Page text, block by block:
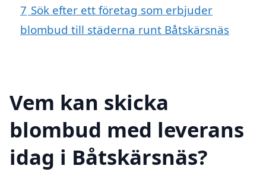
7 Sök efter ett företag som erbjuder
blombud till städerna runt Båtskärsnäs
Vem kan skicka
blombud med leverans
idag i Båtskärsnäs?